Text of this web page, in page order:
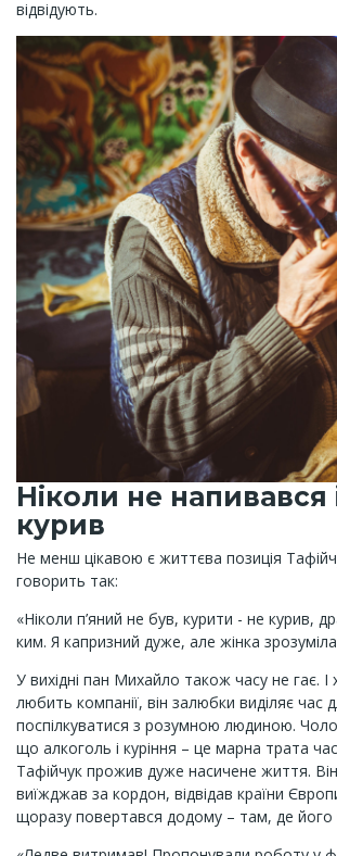
відвідують.
Ніколи не напивався
курив
Не менш цікавою є життєва позиція
говорить так:
«Ніколи п’яний не був, курити - не курив,
ким. Я капризний дуже, але жінка
У вихідні пан Михайло також часу не гає.
любить компанії, він залюбки виділяє час
поспілкуватися з розумною людиною.
що алкоголь і куріння – це марна трата
Тафійчук прожив дуже насичене життя.
виїжджав за кордон, відвідав країни
щоразу повертався додому – там, де його